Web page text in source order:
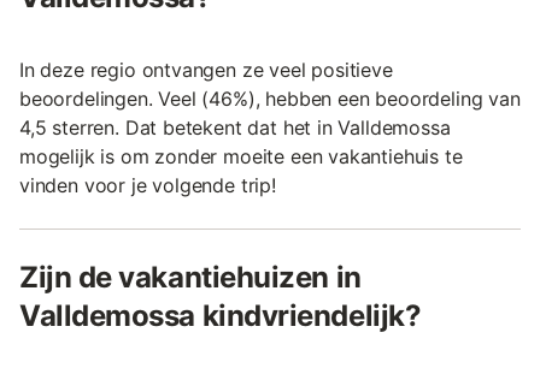
In deze regio ontvangen ze veel positieve
beoordelingen. Veel (46%), hebben een beoordeling van
4,5 sterren. Dat betekent dat het in Valldemossa
mogelijk is om zonder moeite een vakantiehuis te
vinden voor je volgende trip!
Zijn de vakantiehuizen in
Valldemossa kindvriendelijk?